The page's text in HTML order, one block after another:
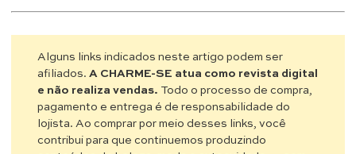
Alguns links indicados neste artigo podem ser
afiliados.A CHARME-SE atua como revista digital
e não realiza vendas. Todo o processo de compra,
pagamento e entrega é de responsabilidade do
lojista. Ao comprar por meio desses links, você
contribui para que continuemos produzindo